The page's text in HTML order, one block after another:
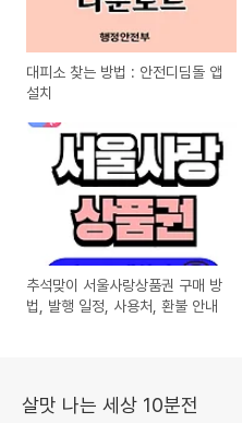
대피소 찾는 방법 : 안전디딤돌 앱
설치
추석맞이 서울사랑상품권 구매 방
법, 발행 일정, 사용처, 환불 안내
살맛 나는 세상 10분전